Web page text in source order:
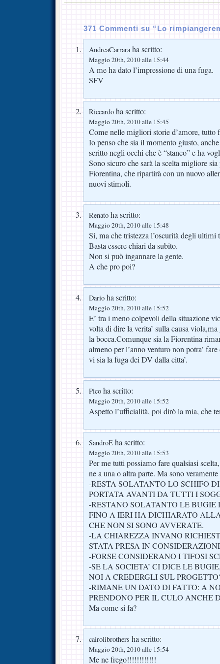
371 Commenti su “Lo
AndreaCarraraha scritto:
Maggio 20th, 2010 alle 15:44
A me ha dato l’impressione di una fuga.
SFV
Riccardo ha scritto:
Maggio 20th, 2010 alle 15:45
Come nelle migliori storie d’amore, tutto
Io penso che sia il momento giusto,
scritto negli occhi che è “stanco” e ha
Sono sicuro che sarà la scelta migliore
Fiorentina, che ripartirà con un nuovo
nuovi stimoli.
Renato ha scritto:
Maggio 20th, 2010 alle 15:48
Si, ma che tristezza l’oscurità degli ultimi
Basta essere chiari da subito.
Non si può ingannare la gente.
A che pro poi?
Dario ha scritto:
Maggio 20th, 2010 alle 15:52
E’ tra i meno colpevoli della situazione
volta di dire la verita’ sulla causa viola,ma
la bocca.Comunque sia la Fiorentina
almeno per l’anno venturo non potra’
vi sia la fuga dei DV dalla citta’.
Pico ha scritto:
Maggio 20th, 2010 alle 15:52
Aspetto l’ufficialità, poi dirò la mia, che
SandroE ha scritto:
Maggio 20th, 2010 alle 15:53
Per me tutti possiamo fare qualsiasi
ne a una o altra parte. Ma sono
-RESTA SOLATANTO LO SCHIFO
PORTATA AVANTI DA TUTTI I
-RESTANO SOLATANTO LE BUGIE
FINO A IERI HA DICHIARATO
CHE NON SI SONO AVVERATE.
-LA CHIAREZZA INVANO
STATA PRESA IN
-FORSE CONSIDERANO I TIFOSI
-SE LA SOCIETA’ CI DICE LE
NOI A CREDERGLI SUL
-RIMANE UN DATO DI FATTO: A
PRENDONO PER IL CULO ANCHE
Ma come si fa?
cairolibrothers ha scritto:
Maggio 20th, 2010 alle 15:54
Me ne frego!!!!!!!!!!!!